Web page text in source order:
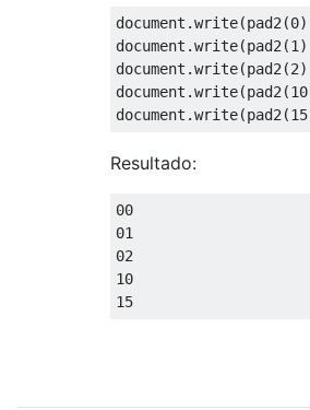
document .write(pad2 (0)
document .write(pad2 (1 )
document .write(pad2 (2)
document .write(pad2 (10
document .write(pad2 (15
Resultado:
00
01
02
10
15